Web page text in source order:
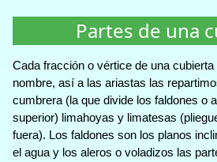
Partes de una
Cada fracción o vértice de una
nombre, así a las ariastas las
cumbrera (la que divide los faldones o
superior) limahoyas y limatesas
fuera). Los faldones son los planos
el agua y los aleros o voladizos las